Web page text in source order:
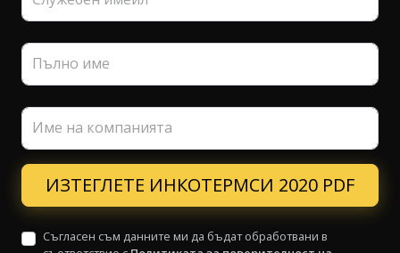
Пълно име
Име на компанията
Съгласен съм данните ми да бъдат обработвани в